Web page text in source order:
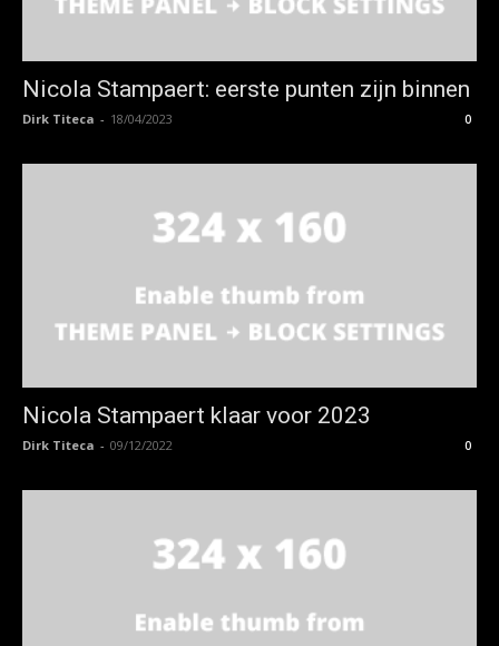
Nicola Stampaert: eerste punten zijn binnen
Dirk Titeca - 18/04/2023 0
Nicola Stampaert klaar voor 2023
Dirk Titeca - 09/12/2022 0